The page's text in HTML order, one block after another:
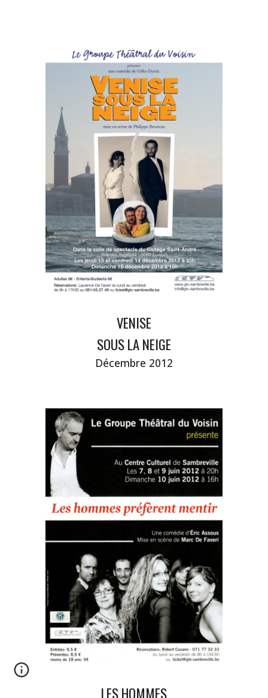
VENISE
SOUS LA NEIGE
Décembre 2012
LES HOMMES